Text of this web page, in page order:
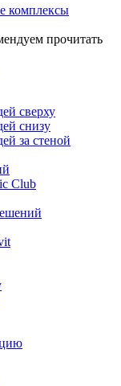
комплексы
прочитать
сверху
снизу
за стеной
Club